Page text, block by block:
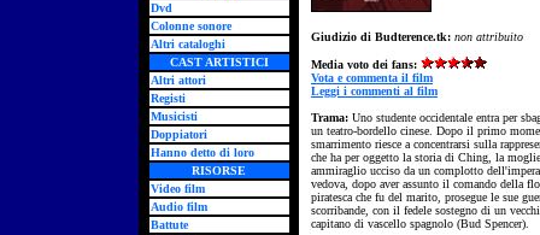
Dvd
Colonne sonore
Altri cataloghi
CAST ARTISTICI
Altri attori
Registi
Musicisti
Doppiatori
Hanno detto di loro
RISORSE
Video film
Audio film
Battute
Giudizio di Budterence.tk: non attribuito
Media voto dei fans:
Vota e commenta il film
Leggi i commenti al film
Trama: Uno studente occidentale entra per
un teatro-bordello cinese. Dopo il primo
smarrimento riesce a concentrarsi sulla
che ha per oggetto la storia di Ching, la
ammiraglio ucciso da un complotto
vedova, dopo aver assunto il comando della
piratesca che fu del marito, prosegue le sue
scorribande, con il fedele sostegno di un
capitano di vascello spagnolo (Bud Spencer).